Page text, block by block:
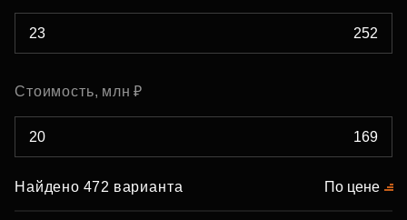
Стоимость, млн ₽
Найдено 472 варианта По цене